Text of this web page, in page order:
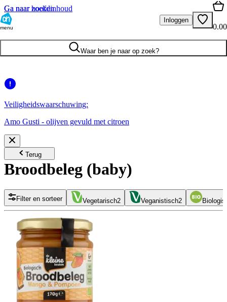
Ga naar hoofdinhoud
Ga naar zoeken
menu
Inloggen
0.00
Waar ben je naar op zoek?
Veiligheidswaarschuwing:
Amo Gusti - olijven gevuld met citroen
Terug
Broodbeleg (baby)
Filter en sorteer Vegetarisch2 Veganistisch2